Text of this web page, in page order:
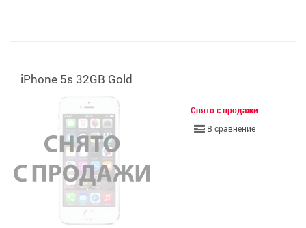
iPhone 5s 32GB Gold
Снято с продажи
В сравнение